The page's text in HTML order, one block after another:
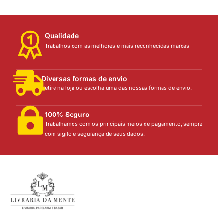
Qualidade
Trabalhos com as melhores e mais reconhecidas marcas
Diversas formas de envio
Retire na loja ou escolha uma das nossas formas de envio.
100% Seguro
Trabalhamos com os principais meios de pagamento, sempre
com sigilo e segurança de seus dados.